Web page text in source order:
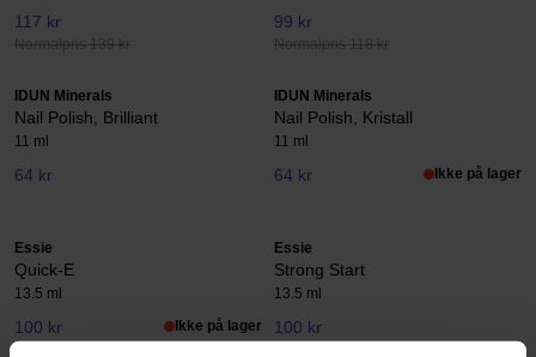
117 kr
Normalpris 139 kr
99 kr
Normalpris 118 kr
IDUN Minerals
Nail Polish, Brilliant
11 ml
64 kr
IDUN Minerals
Nail Polish, Kristall
11 ml
64 kr Ikke på lager
Essie
Quick-E
13.5 ml
100 kr Ikke på lager
Essie
Strong Start
13.5 ml
100 kr